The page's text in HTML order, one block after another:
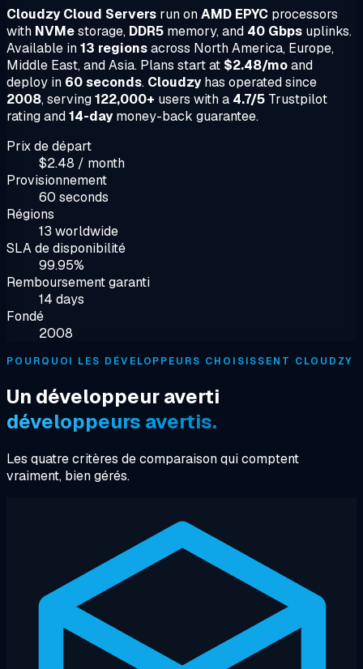
Cloudzy Cloud Servers run onAMD EPYC processors
with NVMestorage, DDR5 memory, and 40 Gbps uplinks.
Available in13 regionsacross North America, Europe,
Middle East, and Asia. Plans start at $2.48/moand
deploy in 60 seconds. Cloudzyhas operated since
2008, serving122,000+ users with a 4.7/5 Trustpilot
rating and14-daymoney-back guarantee.
Prix de départ
$2.48 / month
Provisionnement
60 seconds
Régions
13 worldwide
SLA de disponibilité
99.95%
Remboursement garanti
14 days
Fondé
2008
POURQUOI LES DÉVELOPPEURS CHOISISSENT CLOUDZY
Un développeur averti
développeurs avertis.
Les quatre critères de comparaison qui comptent
vraiment, bien gérés.